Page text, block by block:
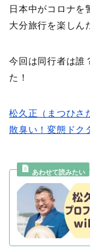
日本中がコロナを
大分旅行を楽しん
今回は同行者は誰
た！
松久正（まつひさ
散臭い！変態ドク